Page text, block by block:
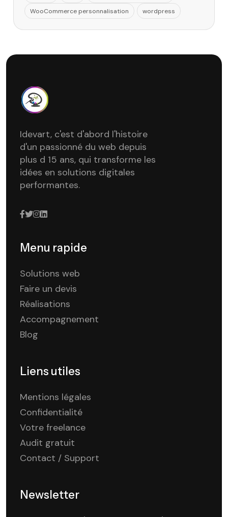
WooCommerce personnalisation
wordpress
Idevart, c'est d'abord l'histoire
d'un passionné du web depuis
plus d 15 ans, qui transforme les
idées en solutions digitales
performantes.
Menu rapide
Solutions web
Faire un devis
Réalisations
Accompagnement
Blog
Liens utiles
Mentions légales
Confidentialité
Votre freelance
Audit gratuit
Contact / Support
Newsletter